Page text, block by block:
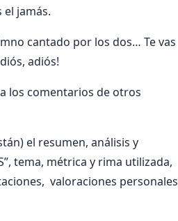
el jamás.
cantado por los dos… Te vas
adiós!
los comentarios de otros
el resumen, análisis y
tema, métrica y rima utilizada,
valoraciones personales